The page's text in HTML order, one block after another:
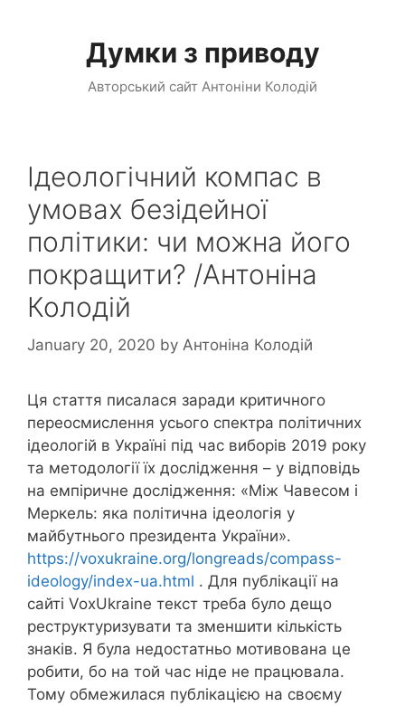
Думки з приводу
Авторський сайт Антоніни Колодій
Ідеологічний компас в
умовах безідейної
політики: чи можна його
покращити? /Антоніна
Колодій
January 20, 2020 by Антоніна Колодій
Ця стаття писалася заради критичного
переосмислення усього спектра політичних
ідеологій в Україні під час виборів 2019 року
та методології їх дослідження – у відповідь
на емпіричне дослідження: «Між Чавесом і
Меркель: яка політична ідеологія у
майбутнього президента України».
https://voxukraine.org/longreads/compass-
ideology/index-ua.html . Для публікації на
сайті VoxUkraine текст треба було дещо
реструктуризувати та зменшити кількість
знаків. Я була недостатньо мотивована це
робити, бо на той час ніде не працювала.
Тому обмежилася публікацією на своєму